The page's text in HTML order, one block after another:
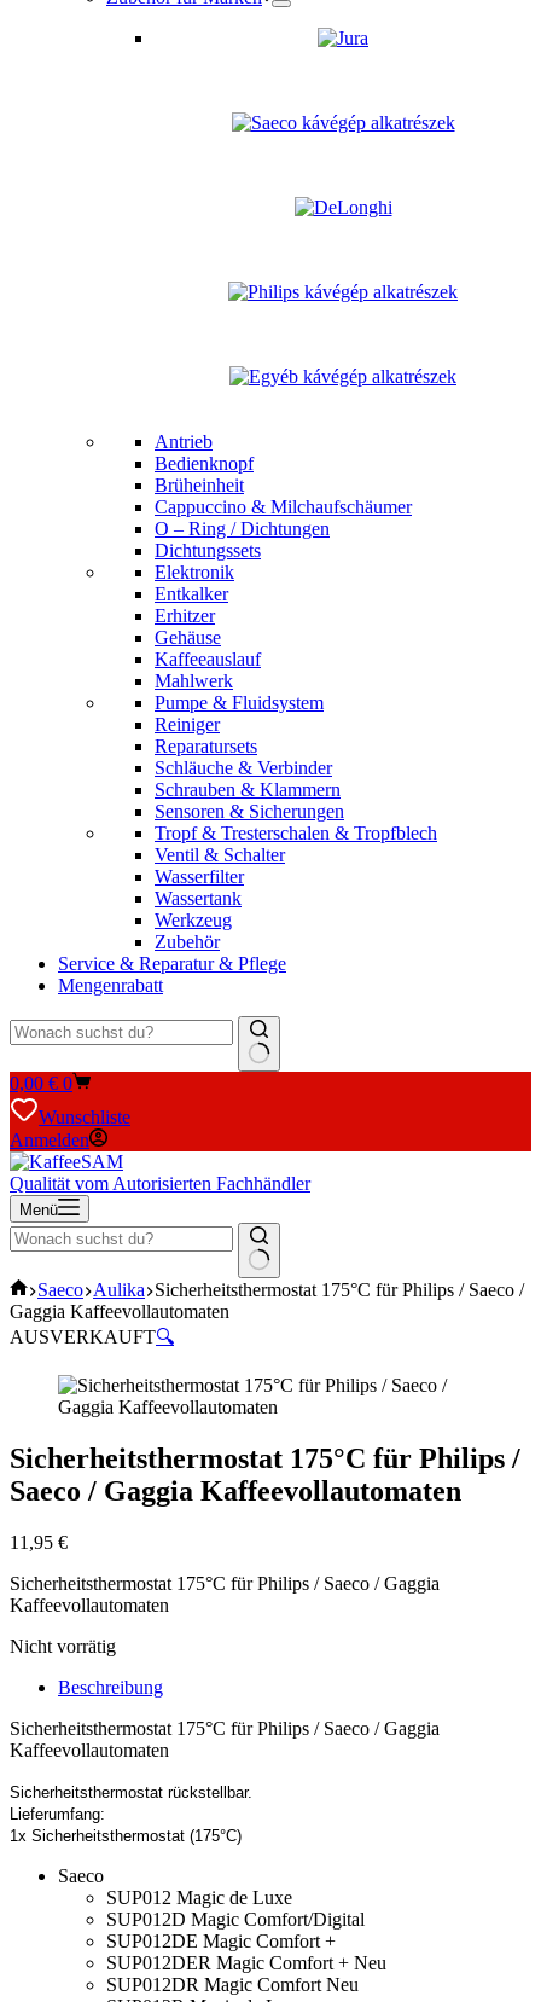
Antrieb
Bedienknopf
Brüheinheit
Cappuccino & Milchaufschäumer
O – Ring / Dichtungen
Dichtungssets
Elektronik
Entkalker
Erhitzer
Gehäuse
Kaffeeauslauf
Mahlwerk
Pumpe & Fluidsystem
Reiniger
Reparatursets
Schläuche & Verbinder
Schrauben & Klammern
Sensoren & Sicherungen
Tropf & Tresterschalen & Tropfblech
Ventil & Schalter
Wasserfilter
Wassertank
Werkzeug
Zubehör
Service & Reparatur & Pflege
Mengenrabatt
Keine
Ergebnisse
Warenkorb
0,00 € 0
Wunschliste
Anmelden
Qualität vom Autorisierten Fachhändler
Menü
Keine
Ergebnisse
Start
Saeco Aulika Sicherheitsthermostat 175°C für Philips / Saeco /
Gaggia Kaffeevollautomaten
AUSVERKAUFT🔍
Sicherheitsthermostat 175°C für Philips /
Saeco / Gaggia Kaffeevollautomaten
11,95 €
Sicherheitsthermostat 175°C für Philips / Saeco / Gaggia
Kaffeevollautomaten
Nicht vorrätig
Beschreibung
Sicherheitsthermostat 175°C für Philips / Saeco / Gaggia
Kaffeevollautomaten
Sicherheitsthermostat rückstellbar.
Lieferumfang:
1x Sicherheitsthermostat (175°C)
Saeco
SUP012 Magic de Luxe
SUP012D Magic Comfort/Digital
SUP012DE Magic Comfort +
SUP012DER Magic Comfort + Neu
SUP012DR Magic Comfort Neu